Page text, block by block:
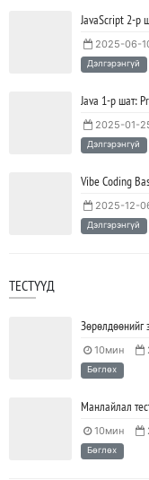
2023/05/15
Java VS
Ажил дээрээ
нэмэгдүүлж,
2023/04/25
JavaScript 2-р
2025-06-
Дэлгэрэнгүй
Java 1-р шат:
2025-01-
Дэлгэрэнгүй
Vibe Coding
2025-12-
Дэлгэрэнгүй
ТЕСТҮҮД
Зөрөлдөөнийг
10мин
Бөглөх
Манлайлал
10мин
Бөглөх